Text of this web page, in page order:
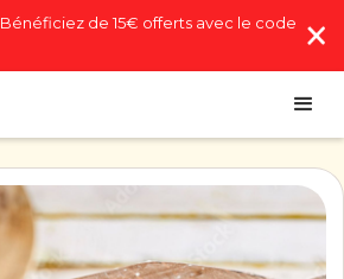
Bénéficiez de 15€ offerts avec le code